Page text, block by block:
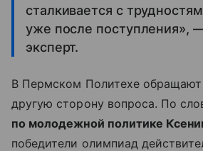
сталкивается с
уже после поступления»,
эксперт.
В Пермском Политехе
другую сторону вопроса. По
по молодежной политике
победители олимпиад